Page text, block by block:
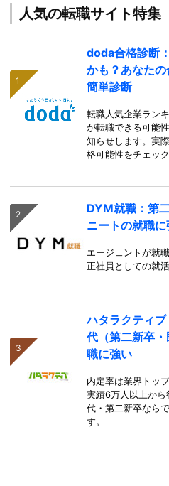
人気の転職サイト特集
doda合格診断
かも？あなた
簡単診断
転職人気企業ラン
が転職できる可能
知らせします。実
格可能性をチェッ
DYM就職：第
ニートの就職
エージェントが就
正社員としての就
ハタラクティ
代（第二新卒
職に強い
内定率は業界トッ
実績6万人以上か
代・第二新卒なら
す。